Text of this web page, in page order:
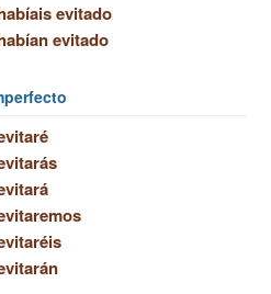
evitado
evitado